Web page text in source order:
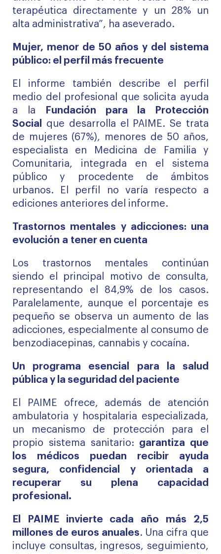
terapéutica directamente y un 28% un
alta administrativa”, ha aseverado.
Mujer, menor de 50 años y del sistema
público: el perfil más frecuente
El informe también describe el perfil
medio del profesional que solicita ayuda
a la
Fundación para la Protección
Social que desarrolla el PAIME. Se trata
de mujeres (67%), menores de 50 años,
especialista en Medicina de Familia y
Comunitaria, integrada en el sistema
público y procedente de ámbitos
urbanos. El perfil no varía respecto a
ediciones anteriores del informe.
Trastornos mentales y adicciones: una
evolución a tener en cuenta
Los trastornos mentales continúan
siendo el principal motivo de consulta,
representando el 84,9% de los casos.
Paralelamente, aunque el porcentaje es
pequeño se observa un aumento de las
adicciones, especialmente al consumo de
benzodiacepinas, cannabis y cocaína.
Un programa esencial para la salud
pública y la seguridad del paciente
El PAIME ofrece, además de atención
ambulatoria y hospitalaria especializada,
un mecanismo de protección para el
propio sistema sanitario: garantiza que
los médicos puedan recibir ayuda
segura, confidencial y orientada a
recuperar su plena capacidad
profesional.
El PAIME invierte cada año más 2,5
millones de euros anuales. Una cifra que
incluye consultas, ingresos, seguimiento,